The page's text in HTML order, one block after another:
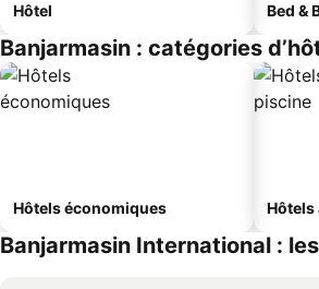
Hôtel Bed &
Banjarmasin : catégories
Hôtels économiques Hôtels
Banjarmasin International :